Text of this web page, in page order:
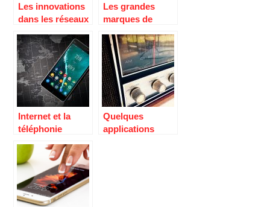
Les innovations
dans les réseaux
Les grandes
marques de
mobile.
Internet et la
téléphonie
Quelques
applications